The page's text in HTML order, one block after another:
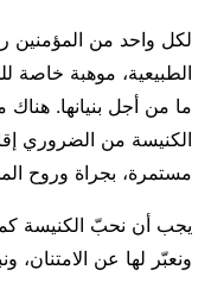
لكل واحد من المؤمنين
الطبيعية، موهبة خاصة
ما من أجل بنيانها.
الكنيسة من الضروري
مستمرة، بجراة وروح
يجب أن نحبّ الكنيسة كما
ونعبّر لها عن الامتنان،